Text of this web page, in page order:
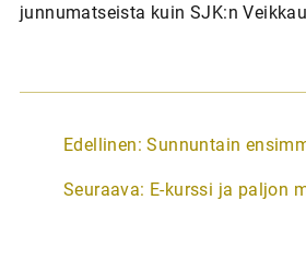
junnumatseista kuin SJK:n
A
t
Edellinen: Sunnuntain
Seuraava: E-kurssi ja paljon